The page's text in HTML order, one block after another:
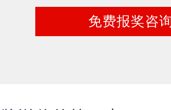
所有工程专业或设计专业的大学生和新近毕
免费报奖咨